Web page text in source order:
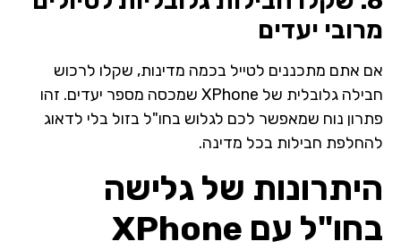
מרובי יעדים
אם אתם מתכננים לטייל בכמה מדינות, שקלו לרכוש
חבילה גלובלית של XPhone שמכסה מספר יעדים. זהו
פתרון נוח שמאפשר לכם לגלוש בחו"ל בזול בלי לדאוג
להחלפת חבילות בכל מדינה.
היתרונות של גלישה
בחו"ל עם XPhone